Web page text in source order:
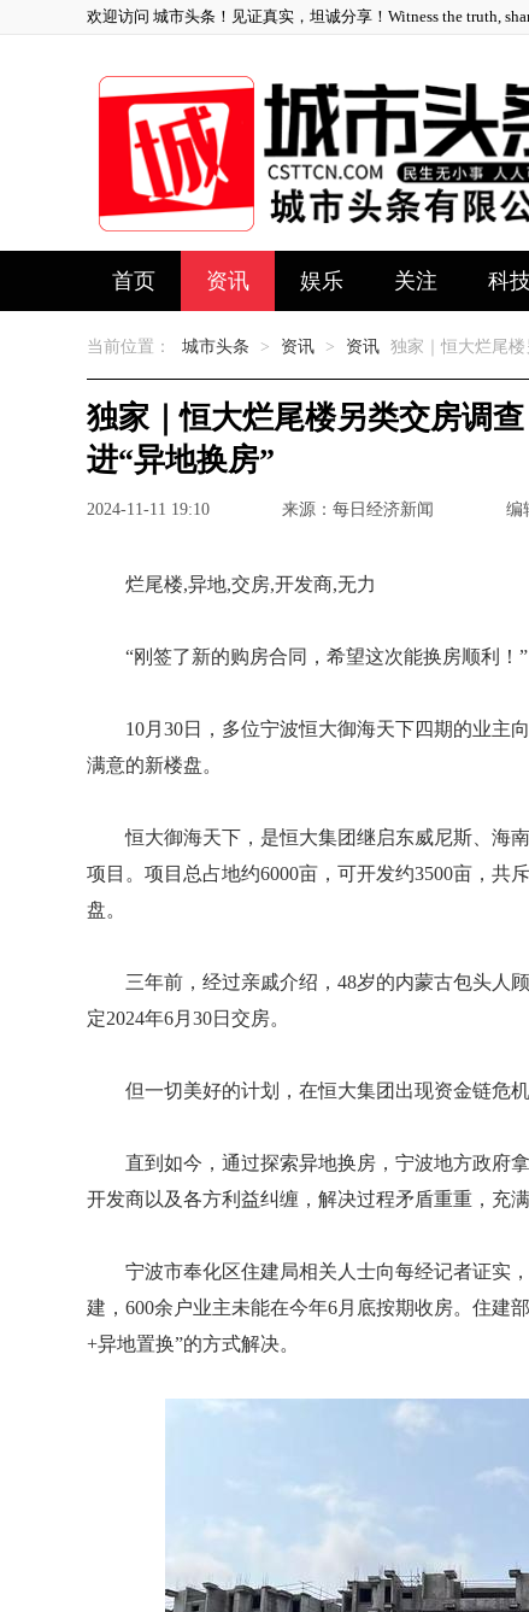
欢迎访问 城市头条！见证真实，坦诚分享！Witness the truth,
首页 资讯 娱乐 关注 科技
当前位置： 城市头条 > 资讯 > 资讯 独家｜恒大烂尾
独家｜恒大烂尾楼另类交房调
进“异地换房”
2024-11-11 19:10 来源：每日经济新闻 编
烂尾楼,异地,交房,开发商,无力
“刚签了新的购房合同，希望这次能换房顺利！”
10月30日，多位宁波恒大御海天下四期的业主
满意的新楼盘。
恒大御海天下，是恒大集团继启东威尼斯、海
项目。项目总占地约6000亩，可开发约3500亩，共
盘。
三年前，经过亲戚介绍，48岁的内蒙古包头人
定2024年6月30日交房。
但一切美好的计划，在恒大集团出现资金链危
直到如今，通过探索异地换房，宁波地方政府
开发商以及各方利益纠缠，解决过程矛盾重重，充满
宁波市奉化区住建局相关人士向每经记者证实
建，600余户业主未能在今年6月底按期收房。住建
+异地置换”的方式解决。